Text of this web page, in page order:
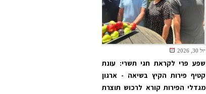
יול 30, 2026
שפע פרי לקראת חגי תשרי: עונת
קטיף פירות הקיץ בשיאה - ארגון
מגדלי הפירות קורא לרכוש תוצרת